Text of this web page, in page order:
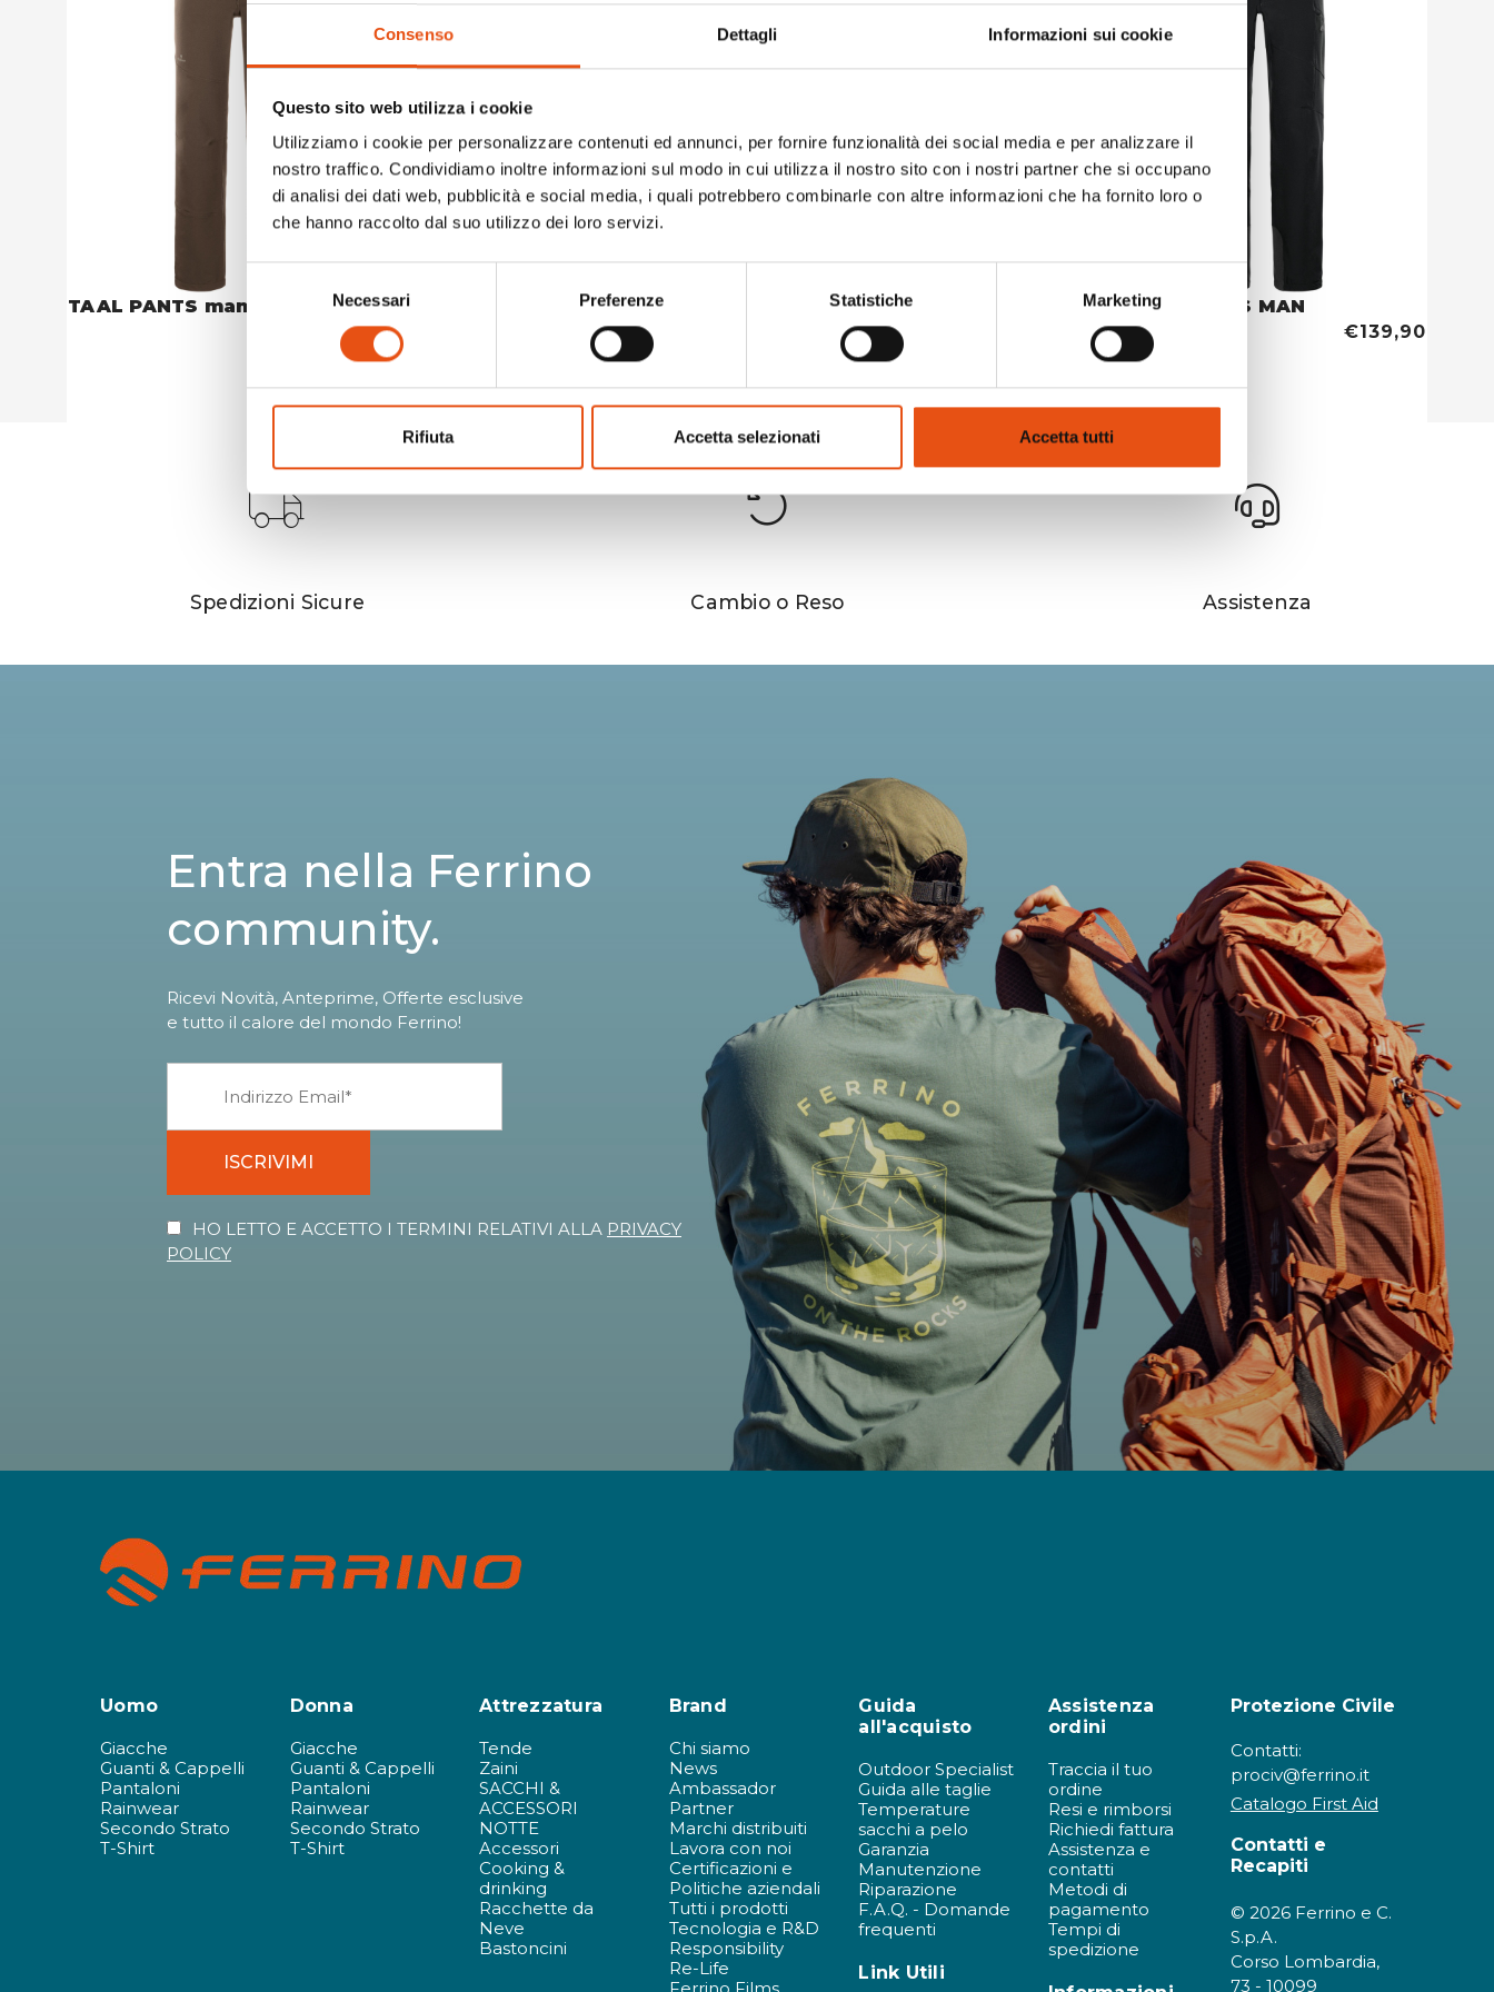
Consenso Dettagli Informazioni sui cookie
Questo sito web utilizza i cookie
Utilizziamo i cookie per personalizzare contenuti ed annunci, per fornire funzionalità dei social media e per analizzare il
nostro traffico. Condividiamo inoltre informazioni sul modo in cui utilizza il nostro sito con i nostri partner che si occupano
di analisi dei dati web, pubblicità e social media, i quali potrebbero combinarle con altre informazioni che ha fornito loro o
che hanno raccolto dal suo utilizzo dei loro servizi.
del
Necessari Preferenze Statistiche Marketing
Rifiuta Accetta selezionati Accetta tutti
TAAL PANTS man
€119,90
TAAL PANTS WOMAN
TAAL PANTS WOMAN
DIENTES PANTS MAN
€139,90
Spedizioni Sicure Cambio o Reso Assistenza
Entra nella Ferrino
community.
Ricevi Novità, Anteprime, Offerte esclusive
e tutto il calore del mondo Ferrino!
ISCRIVIMI
HO LETTO E ACCETTO I TERMINI RELATIVI ALLA PRIVACY
POLICY
Uomo
Giacche
Guanti & Cappelli
Pantaloni
Rainwear
Secondo Strato
T-Shirt
Donna
Giacche
Guanti & Cappelli
Pantaloni
Rainwear
Secondo Strato
T-Shirt
Attrezzatura
Tende
Zaini
SACCHI &
ACCESSORI
NOTTE
Accessori
Cooking &
drinking
Racchette da
Neve
Bastoncini
Brand
Chi siamo
News
Ambassador
Partner
Marchi distribuiti
Lavora con noi
Certificazioni e
Politiche aziendali
Tutti i prodotti
Tecnologia e R&D
Responsibility
Re-Life
Guida
all'acquisto
Outdoor Specialist
Guida alle taglie
Temperature
sacchi a pelo
Garanzia
Manutenzione
Riparazione
F.A.Q. - Domande
frequenti
Link Utili
Assistenza
ordini
Traccia il tuo
ordine
Resi e rimborsi
Richiedi fattura
Assistenza e
contatti
Metodi di
pagamento
Tempi di
spedizione
Protezione Civile
Contatti:
prociv@ferrino.it
Catalogo First Aid
Contatti e
Recapiti
© 2026 Ferrino e C.
S.p.A.
Corso Lombardia,
73 - 10099